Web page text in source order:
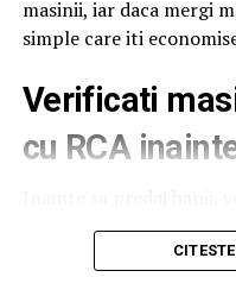
din Săvârșin și
specialiști în
oamenilor, mai ales al
calitate, prin implicarea
„Suflet de România
este frumos, bun și
masinii, iar daca mergi
simple care iti
Verificati
cu RCA
pentru masina
si pentru ce platesti.